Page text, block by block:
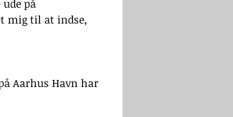
på
mig til at indse,
Aarhus Havn har